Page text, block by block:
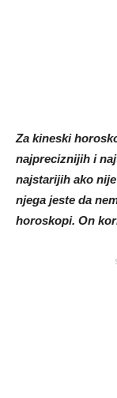
Za kineski
najpreciznijih i
najstarijih ako
njega jeste da
horoskopi. On